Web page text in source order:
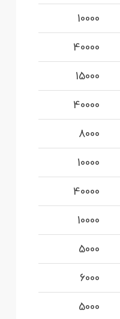
10000
40000
15000
40000
8000
10000
40000
10000
5000
6000
5000